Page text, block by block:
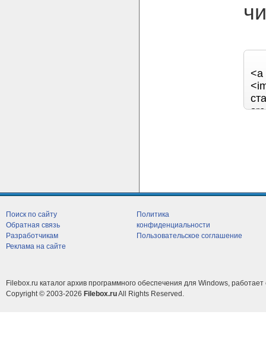
Поиск по сайту
Обратная связь
Разработчикам
Реклама на сайте
Политика
конфиденциальности
Пользовательское соглашение
Filebox.ru каталог архив программного обеспечения для Windows, работает
Copyright © 2003-2026 Filebox.ruAll Rights Reserved.